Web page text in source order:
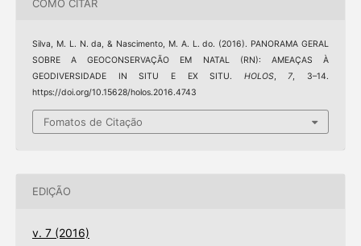
COMO CITAR
Silva, M. L. N. da, & Nascimento, M. A. L. do. (2016). PANORAMA GERAL
SOBRE A GEOCONSERVAÇÃO EM NATAL (RN): AMEAÇAS À
GEODIVERSIDADE IN SITU E EX SITU. HOLOS,7, 3–14.
https://doi.org/10.15628/holos.2016.4743
Fomatos de Citação
EDIÇÃO
v. 7 (2016)